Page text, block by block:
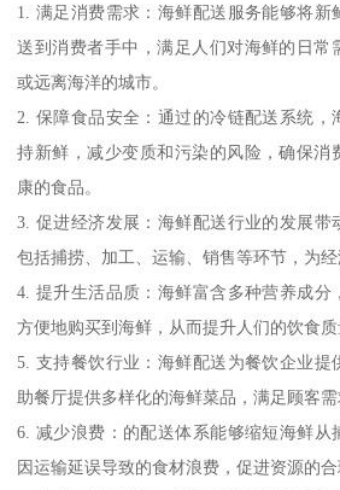
1. 满足消费需求：海鲜配送服务能够将新
送到消费者手中，满足人们对海鲜的日常
或远离海洋的城市。
2. 保障食品安全：通过的冷链配送系统，
持新鲜，减少变质和污染的风险，确保消
康的食品。
3. 促进经济发展：海鲜配送行业的发展带
包括捕捞、加工、运输、销售等环节，为经
4. 提升生活品质：海鲜富含多种营养成分
方便地购买到海鲜，从而提升人们的饮食质
5. 支持餐饮行业：海鲜配送为餐饮企业提
助餐厅提供多样化的海鲜菜品，满足顾客需
6. 减少浪费：的配送体系能够缩短海鲜从
因运输延误导致的食材浪费，促进资源的合